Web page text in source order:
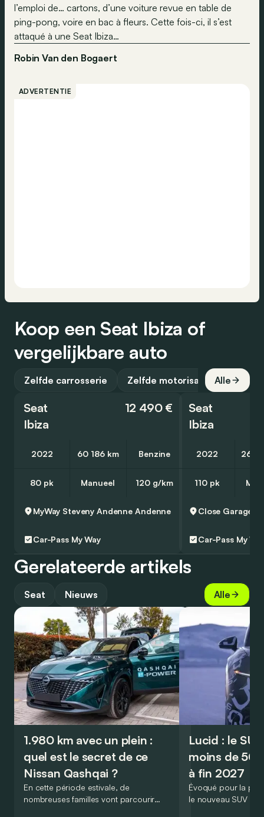
l’emploi de… cartons, d’une voiture revue en table de
ping-pong, voire en bac à fleurs. Cette fois-ci, il s’est
attaqué à une Seat Ibiza…
Robin Van den Bogaert
ADVERTENTIE
Koop een Seat Ibiza of
vergelijkbare auto
Zelfde carrosserie Zelfde motorisatie Alle
Seat
Ibiza
12 490 €
2022 60 186 km Benzine
80 pk Manueel 120 g/km
MyWay Steveny Andenne Andenne
Car-Pass My Way
Seat
Ibiza
2022 26
110 pk
Close Garage
Car-Pass My
Gerelateerde artikels
Seat Nieuws Alle
1.980 km avec un plein :
quel est le secret de ce
Nissan Qashqai ?
En cette période estivale, de
nombreuses familles vont parcourir
Lucid : le
moins de
à fin 2027
Évoqué pour la
le nouveau SUV